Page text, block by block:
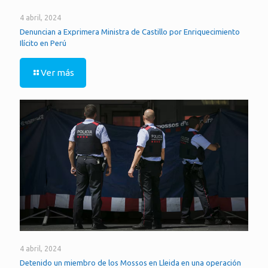
4 abril, 2024
Denuncian a Exprimera Ministra de Castillo por Enriquecimiento
Ilícito en Perú
Ver más
4 abril, 2024
Detenido un miembro de los Mossos en Lleida en una operación